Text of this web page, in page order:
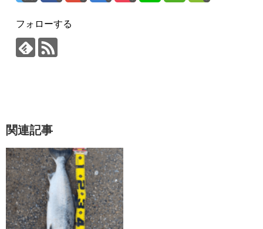
フォローする
関連記事